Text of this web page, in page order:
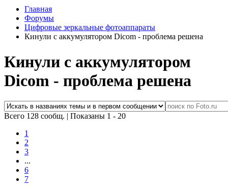
Главная
Форумы
Цифровые зеркальные фотоаппараты
Кинули с аккумулятором Dicom - проблема решена
Кинули с аккумулятором
Dicom - проблема решена
Всего 128 сообщ. | Показаны 1 - 20
1
2
3
...
6
7